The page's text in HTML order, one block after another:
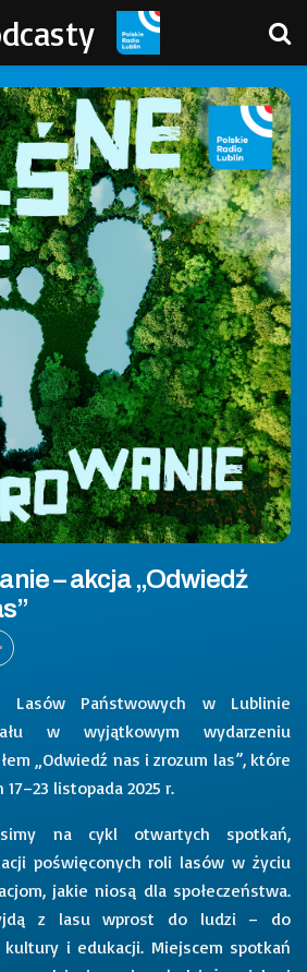
– akcja „Odwiedź
Lasów Państwowych w Lublinie
w wyjątkowym wydarzeniu
„Odwiedź nas i zrozum las”, które
listopada 2025 r.
na cykl otwartych spotkań,
poświęconych roli lasów w życiu
jakie niosą dla społeczeństwa.
z lasu wprost do ludzi – do
i edukacji. Miejscem spotkań